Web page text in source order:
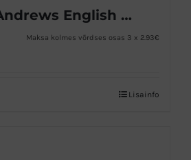
Althaus St.Andrews English Breakfast must tee
Maksa kolmes võrdses osas 3 x 2.93€
Lisainfo